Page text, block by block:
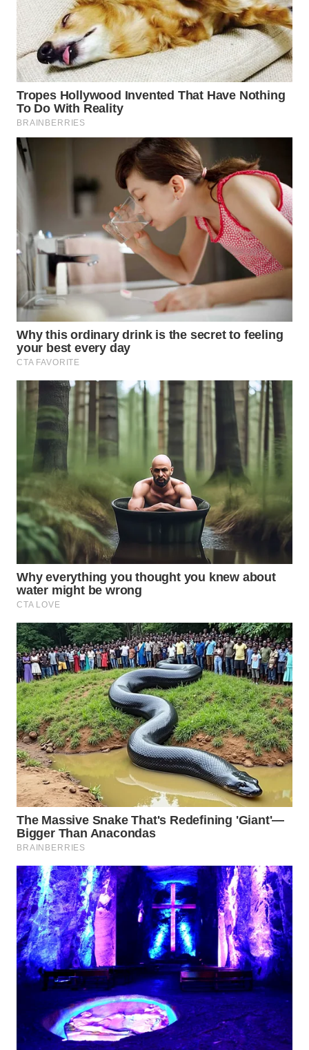
WN
PAKPAK
WN
KARAWANG
WN
BEKASI
BOGOR
TAPANULI
UTARA
WN
SAMOSIR
WN
PADANG
LAWAS
SUMEDANG
WN
CIANJUR
WN
KEPULAUAN
SERIBU
TANGERANG
WN
BINJAI
WN
CIREBON
WN
INDRAMAYU
WN
KUNINGAN
WN
MAJALENGKA
WN
SUBANG
WN
SUKABUMI
WN
PURWAKARTA